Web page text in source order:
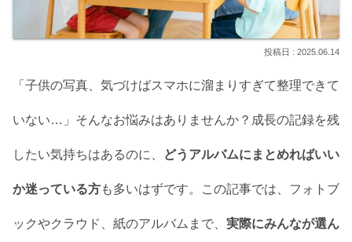
2025.06.14
「子供の写真、気づけばスマホに溜まりすぎて整理できて
いない…」そんなお悩みはありませんか？成長の記録を残
したい気持ちはあるのに、 どうアルバムにまとめればいい
か迷っている方も多いはずです。この記事では、フォトブ
ックやクラウド、紙のアルバムまで、 実際にみんなが選ん